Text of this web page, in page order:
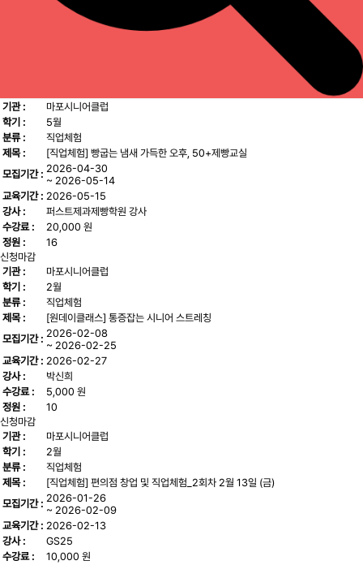
기관 :
마포시니어클럽
학기 :
5월
분류 :
직업체험
제목 :
[직업체험] 빵굽는 냄새 가득한 오후, 50+제빵교실
모집기간 : 2026-04-30
~ 2026-05-14
교육기간 : 2026-05-15
강사 :
퍼스트제과제빵학원 강사
수강료 :
20,000 원
정원 :
16
신청마감
기관 :
마포시니어클럽
학기 :
2월
분류 :
직업체험
제목 :
[원데이클래스] 통증잡는 시니어 스트레칭
모집기간 : 2026-02-08
~ 2026-02-25
교육기간 : 2026-02-27
강사 :
박신희
수강료 :
5,000 원
정원 :
10
신청마감
기관 :
마포시니어클럽
학기 :
2월
분류 :
직업체험
제목 :
[직업체험] 편의점 창업 및 직업체험_2회차 2월 13일 (금)
모집기간 : 2026-01-26
~ 2026-02-09
교육기간 : 2026-02-13
강사 :
GS25
수강료 :
10,000 원